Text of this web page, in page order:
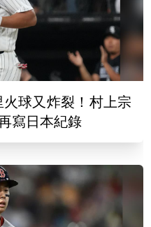
球又炸裂！村上宗
寫日本紀錄